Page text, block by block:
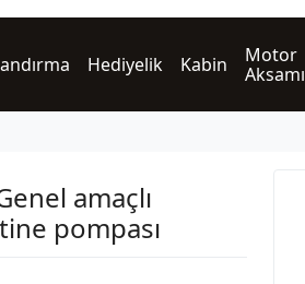
Hediyelik Kabin
Motor
Aksamı
amaçlı
pompası